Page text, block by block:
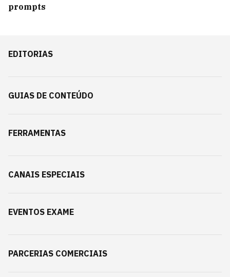
prompts
EDITORIAS
GUIAS DE CONTEÚDO
FERRAMENTAS
CANAIS ESPECIAIS
EVENTOS EXAME
PARCERIAS COMERCIAIS